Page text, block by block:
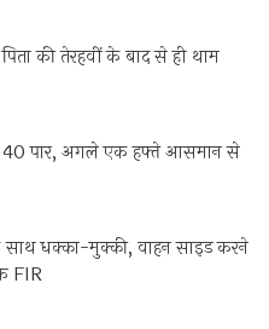
पिता की तेरहवीं के बाद से ही थाम
40 पार, अगले एक हफ्ते आसमान से
धक्का-मुक्की, वाहन साइड करने
FIR